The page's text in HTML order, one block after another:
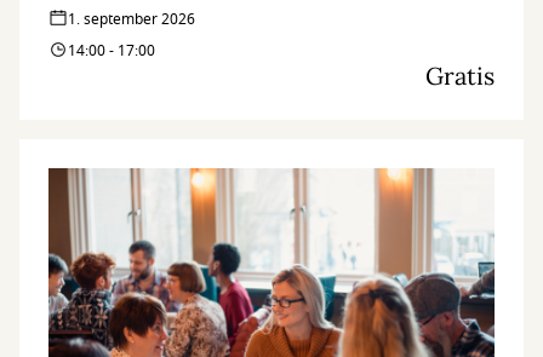
1. september 2026
14:00 - 17:00
Gratis